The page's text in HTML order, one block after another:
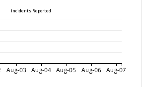
Incidents Reported
Aug-03 Aug-04 Aug-05 Aug-06 Aug-07